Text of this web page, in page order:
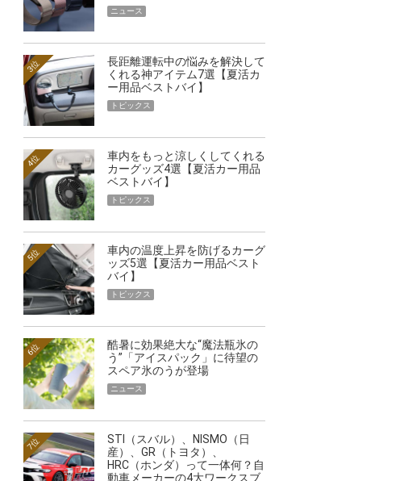
ニュース
長距離運転中の悩みを解決して
くれる神アイテム7選【夏活カ
ー用品ベストバイ】
3位
トピックス
車内をもっと涼しくしてくれる
カーグッズ4選【夏活カー用品
ベストバイ】
4位
トピックス
車内の温度上昇を防げるカーグ
ッズ5選【夏活カー用品ベスト
バイ】
5位
トピックス
酷暑に効果絶大な“魔法瓶氷の
う”「アイスパック」に待望の
スペア氷のうが登場
6位
ニュース
STI（スバル）、NISMO（日
産）、GR（トヨタ）、
HRC（ホンダ）って一体何？自
動車メーカーの4大ワークスブ
7位